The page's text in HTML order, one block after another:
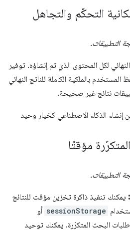
التحكّم والتجاهل
التطبيقات.
لكل المحتوى الذي تم إنشاؤه. توفير
بالملكية الكاملة للناتج النهائي
نتائج غير صحيحة.
الذكاء الاصطناعي كخيار وحيد
مؤقتًا
التطبيقات.
يمكنك تنفيذ ذاكرة تخزين مؤقت للنتائج
sessionStorage أو
طلبات البحث المتكرّرة. يمكنك توحيد